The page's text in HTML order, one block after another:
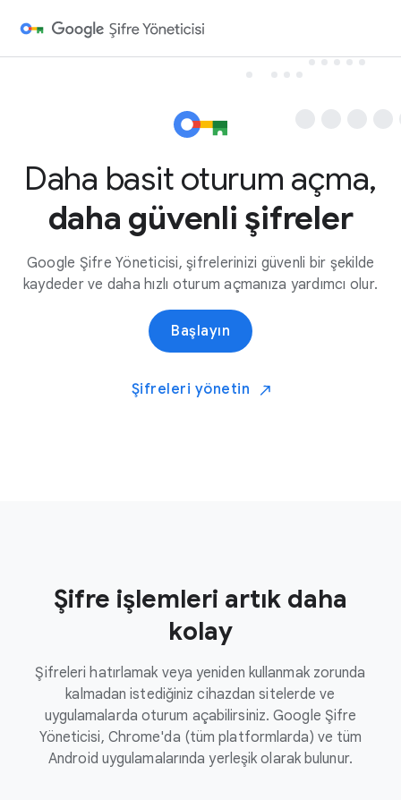
Daha basit oturum açma,
daha güvenli şifreler
Google Şifre Yöneticisi, şifrelerinizi güvenli bir şekilde
kaydeder ve daha hızlı oturum açmanıza yardımcı olur.
Başlayın
Şifreleri yönetin
Şifre işlemleri artık daha
kolay
Şifreleri hatırlamak veya yeniden kullanmak zorunda
kalmadan istediğiniz cihazdan sitelerde ve
uygulamalarda oturum açabilirsiniz. Google Şifre
Yöneticisi, Chrome'da (tüm platformlarda) ve tüm
Android uygulamalarında yerleşik olarak bulunur.